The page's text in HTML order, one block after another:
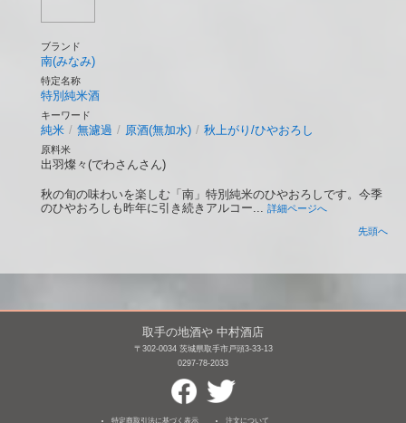
ブランド
南(みなみ)
特定名称
特別純米酒
キーワード
純米 / 無濾過 / 原酒(無加水) / 秋上がり/ひやおろし
原料米
出羽燦々(でわさんさん)
秋の旬の味わいを楽しむ「南」特別純米のひやおろしです。今季
のひやおろしも昨年に引き続きアルコー... 詳細ページへ
先頭へ
取手の地酒や 中村酒店
〒302-0034 茨城県取手市戸頭3-33-13
0297-78-2033
特定商取引法に基づく表示 注文について